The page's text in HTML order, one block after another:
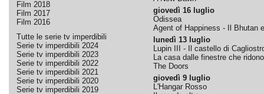
Film 2018
Film 2017
Film 2016
Tutte le serie tv imperdibili
Serie tv imperdibili 2024
Serie tv imperdibili 2023
Serie tv imperdibili 2022
Serie tv imperdibili 2021
Serie tv imperdibili 2020
Serie tv imperdibili 2019
giovedì 16 luglio
Odissea
Agent of Happiness - Il Bhutan
lunedì 13 luglio
Lupin III - Il castello di
La casa dalle finestre che ridono
The Doors
giovedì 9 luglio
L'Hangar Rosso